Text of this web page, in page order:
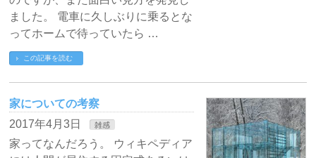
ました。 電車に久しぶりに乗るとな
ってホームで待っていたら …
この記事を読む
家についての考察
2017年4月3日
雑感
家ってなんだろう。 ウィキペディア